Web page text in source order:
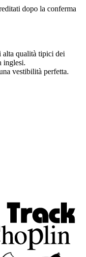
dopo la conferma
alta qualità tipici dei
inglesi.
vestibilità perfetta.